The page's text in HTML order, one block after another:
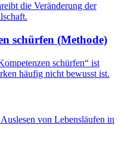
die Veränderung der
schürfen (Methode)
schürfen“ ist
häufig nicht bewusst ist.
von Lebensläufen in